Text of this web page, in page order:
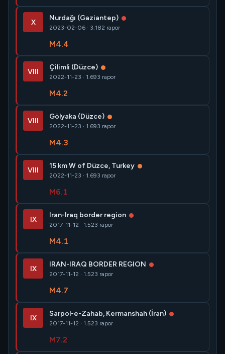
X
Nurdağı (Gaziantep)
2023-02-06 · 3.182 rapor
M4.4
VIII
Çilimli (Düzce)
2022-11-23 · 1.693 rapor
M4.2
VIII
Gölyaka (Düzce)
2022-11-23 · 1.693 rapor
M4.3
VIII
15 km W of Düzce, Turkey
2022-11-23 · 1.693 rapor
M6.1
IX
Iran-Iraq border region
2017-11-12 · 1.523 rapor
M4.1
IX
IRAN-IRAQ BORDER REGION
2017-11-12 · 1.523 rapor
M4.7
IX
Sarpol-e-Zahab, Kermanshah (İran)
2017-11-12 · 1.523 rapor
M7.2